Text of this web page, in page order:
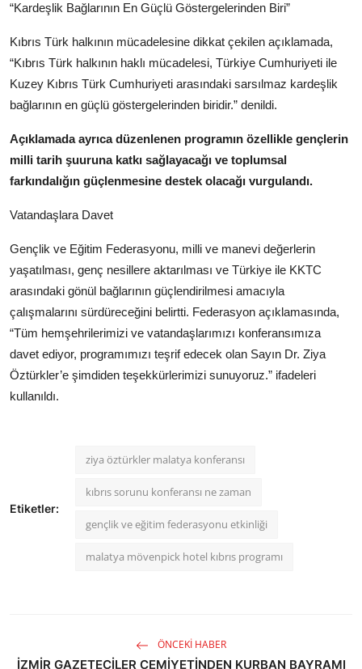
“Kardeşlik Bağlarının En Güçlü Göstergelerinden Biri”
Kıbrıs Türk halkının mücadelesine dikkat çekilen açıklamada,
“Kıbrıs Türk halkının haklı mücadelesi, Türkiye Cumhuriyeti ile
Kuzey Kıbrıs Türk Cumhuriyeti arasındaki sarsılmaz kardeşlik
bağlarının en güçlü göstergelerinden biridir.” denildi.
Açıklamada ayrıca düzenlenen programın özellikle gençlerin
milli tarih şuuruna katkı sağlayacağı ve toplumsal
farkındalığın güçlenmesine destek olacağı vurgulandı.
Vatandaşlara Davet
Gençlik ve Eğitim Federasyonu, milli ve manevi değerlerin
yaşatılması, genç nesillere aktarılması ve Türkiye ile KKTC
arasındaki gönül bağlarının güçlendirilmesi amacıyla
çalışmalarını sürdüreceğini belirtti. Federasyon açıklamasında,
“Tüm hemşehrilerimizi ve vatandaşlarımızı konferansımıza
davet ediyor, programımızı teşrif edecek olan Sayın Dr. Ziya
Öztürkler’e şimdiden teşekkürlerimizi sunuyoruz.” ifadeleri
kullanıldı.
Etiketler:
ziya öztürkler malatya konferansı
kıbrıs sorunu konferansı ne zaman
gençlik ve eğitim federasyonu etkinliği
malatya mövenpick hotel kıbrıs programı
ÖNCEKI HABER
İZMİR GAZETECİLER CEMİYETİNDEN KURBAN BAYRAMI